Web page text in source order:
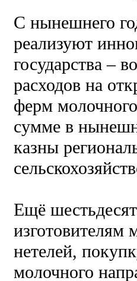
С нынешнего
реализуют
государства –
расходов на
ферм
сумме в
казны
Ещё
изготовителям
нетелей,
молочного